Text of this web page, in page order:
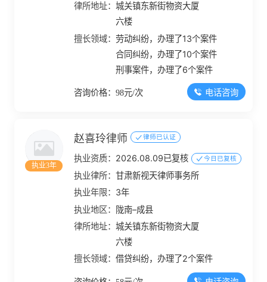
律所地址：城关镇东新街物资大厦
六楼
擅长领域：劳动纠纷，办理了13个案件
合同纠纷，办理了10个案件
刑事案件，办理了6个案件
咨询价格：98元/次 电话咨询
执业3年
赵喜玲律师 律师已认证
执业资质： 2026.08.09已复核 今日已复核
执业律所：甘肃新视天律师事务所
执业年限： 3年
执业地区：
陇南–成县
律所地址：城关镇东新街物资大厦
六楼
擅长领域：借贷纠纷，办理了2个案件